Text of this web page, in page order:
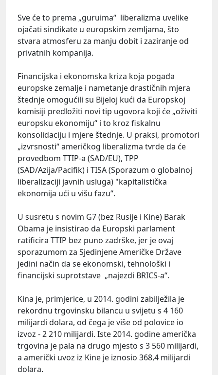
Sve će to prema „guruima“ liberalizma uvelike
ojačati sindikate u europskim zemljama, što
stvara atmosferu za manju dobit i zaziranje od
privatnih kompanija.
Financijska i ekonomska kriza koja pogađa
europske zemalje i nametanje drastičnih mjera
štednje omogućili su Bijeloj kući da Europskoj
komisiji predložiti novi tip ugovora koji će „oživiti
europsku ekonomiju“ i to kroz fiskalnu
konsolidaciju i mjere štednje. U praksi, promotori
„izvrsnosti“ američkog liberalizma tvrde da će
provedbom TTIP-a (SAD/EU), TPP
(SAD/Azija/Pacifik) i TISA (Sporazum o globalnoj
liberalizaciji javnih usluga) "kapitalistička
ekonomija ući u višu fazu“.
U susretu s novim G7 (bez Rusije i Kine) Barak
Obama je insistirao da Europski parlament
ratificira TTIP bez puno zadrške, jer je ovaj
sporazumom za Sjedinjene Američke Države
jedini način da se ekonomski, tehnološki i
financijski suprotstave „najezdi BRICS-a“.
Kina je, primjerice, u 2014. godini zabilježila je
rekordnu trgovinsku bilancu u svijetu s 4 160
milijardi dolara, od čega je više od polovice io
izvoz - 2 210 milijardi. Iste 2014. godine američka
trgovina je pala na drugo mjesto s 3 560 milijardi,
a američki uvoz iz Kine je iznosio 368,4 milijardi
dolara.